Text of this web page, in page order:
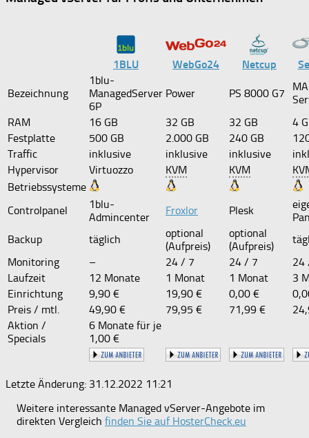
1BLU WebGo24 Netcup
Bezeichnung
1blu-
ManagedServer
6P
Power PS 8000 G7
RAM
16 GB 32 GB 32 GB
4
Festplatte
500 GB 2.000 GB 240 GB
Traffic
inklusive inklusive inklusive
Hypervisor
Virtuozzo KVM KVM
Betriebssysteme
Controlpanel
1blu-
Admincenter
Froxlor Plesk
Backup
täglich
optional
(Aufpreis)
optional
(Aufpreis)
Monitoring
– 24 / 7 24 / 7
24
Laufzeit
12 Monate 1 Monat 1 Monat
3
Einrichtung
9,90 € 19,90 € 0,00 €
Preis / mtl.
49,90 € 79,95 € 71,99 €
Aktion /
Specials
6 Monate für je
1,00 €
Letzte Änderung: 31.12.2022 11:21
Weitere interessante Managed vServer-Angebote im
direkten Vergleich finden Sie auf HosterCheck.eu